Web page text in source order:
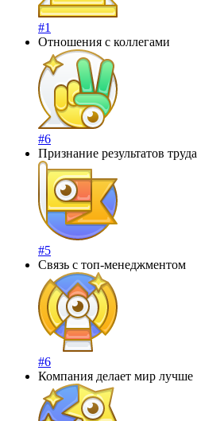
#1
Отношения с коллегами
#6
Признание результатов труда
#5
Связь с топ-менеджментом
#6
Компания делает мир лучше